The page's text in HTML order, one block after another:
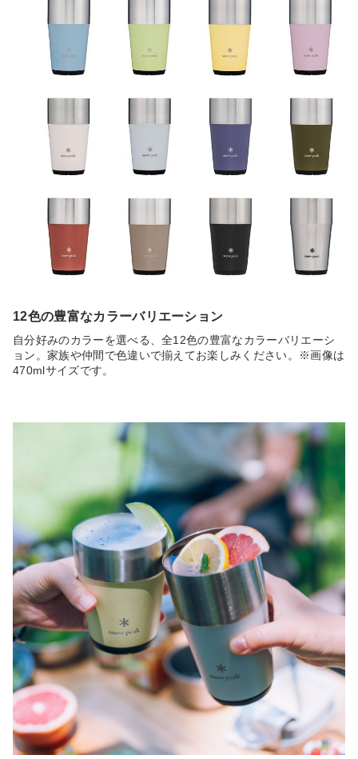
12色の豊富なカラーバリエーション
自分好みのカラーを選べる、全12色の豊富なカラーバリエーシ
ョン。家族や仲間で色違いで揃えてお楽しみください。※画像は
470mlサイズです。